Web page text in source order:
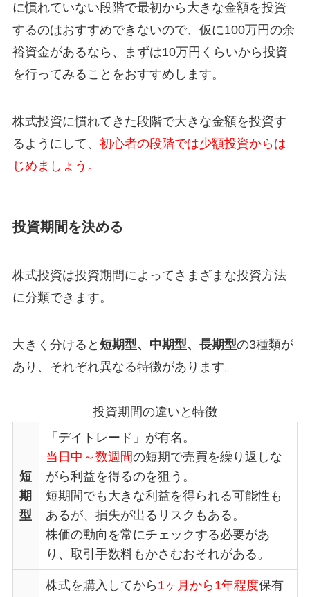
に慣れていない段階で最初から大きな金額を投資
するのはおすすめできないので、仮に100万円の余
裕資金があるなら、まずは10万円くらいから投資
を行ってみることをおすすめします。
株式投資に慣れてきた段階で大きな金額を投資す
るようにして、 初心者の段階では少額投資からは
じめましょう。
投資期間を決める
株式投資は投資期間によってさまざまな投資方法
に分類できます。
大きく分けると 短期型、中期型、長期型の3種類が
あり、それぞれ異なる特徴があります。
投資期間の違いと特徴
短
期
型
「デイトレード」が有名。
当日中～数週間の短期で売買を繰り返しな
がら利益を得るのを狙う。
短期間でも大きな利益を得られる可能性も
あるが、損失が出るリスクもある。
株価の動向を常にチェックする必要があ
り、取引手数料もかさむおそれがある。
株式を購入してから 1ヶ月から1年程度保有